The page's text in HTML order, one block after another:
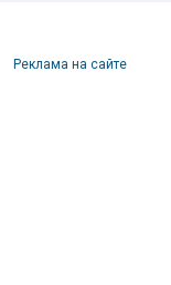
Реклама на сайте